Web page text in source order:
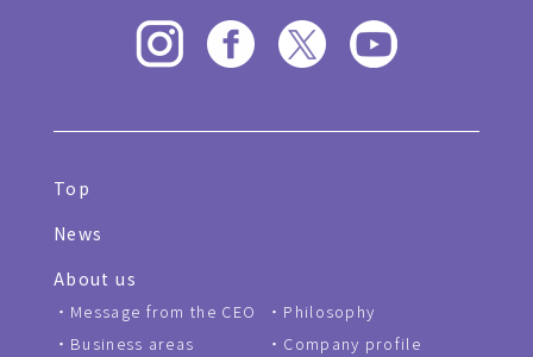
Top
News
About us
Message from the CEO
Philosophy
Business areas
Company profile